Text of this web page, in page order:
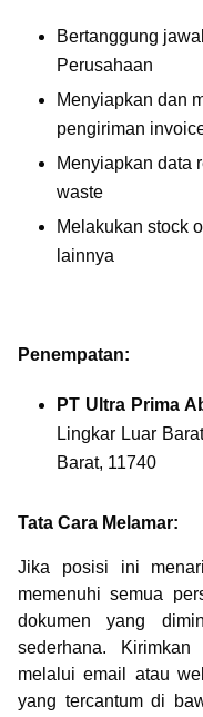
Bertanggung
Perusahaan
Menyiapkan dan
pengiriman
Menyiapkan data
waste
Melakukan stock
lainnya
Penempatan:
PT Ultra Prima
Lingkar Luar
Barat, 11740
Tata Cara Melamar:
Jika posisi ini
memenuhi semua
dokumen yang
sederhana.
melalui email atau
yang tercantum di